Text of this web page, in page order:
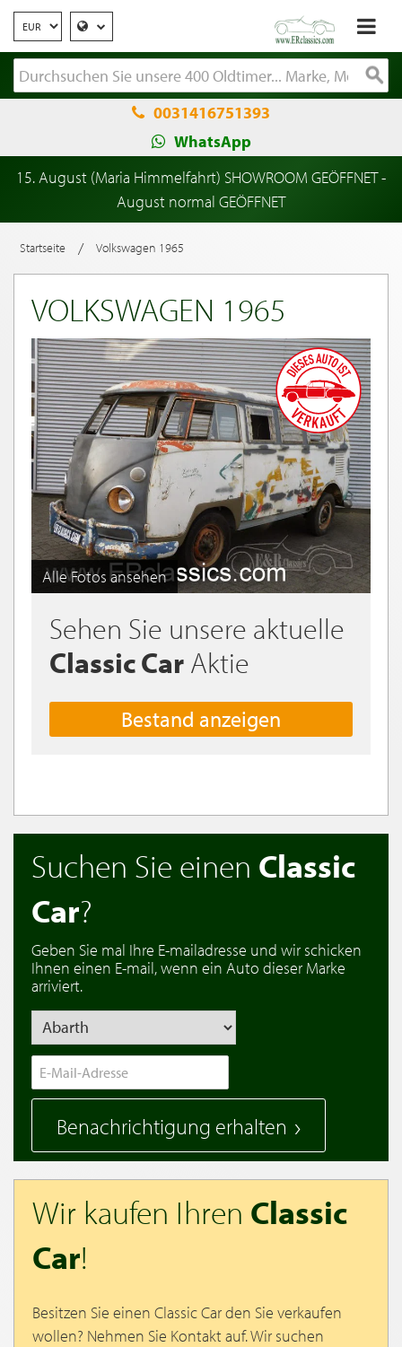
0031416751393
WhatsApp
15. August (Maria Himmelfahrt) SHOWROOM GEÖFFNET -
August normal GEÖFFNET
Startseite / Volkswagen 1965
VOLKSWAGEN 1965
Alle Fotos ansehen
Sehen Sie unsere aktuelle
Classic Car Aktie
Bestand anzeigen
Suchen Sie einen Classic
Car?
Geben Sie mal Ihre E-mailadresse und wir schicken
Ihnen einen E-mail, wenn ein Auto dieser Marke
arriviert.
Benachrichtigung erhalten
Wir kaufen Ihren Classic
Car!
Besitzen Sie einen Classic Car den Sie verkaufen
wollen? Nehmen Sie Kontakt auf. Wir suchen